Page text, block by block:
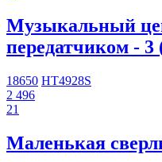
Музыкальный
передатчиком -
18650 HT4928S
2 496
21
Маленькая